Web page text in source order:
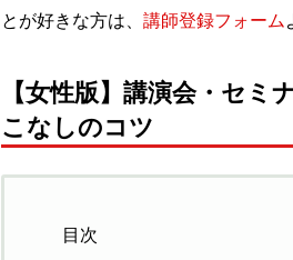
とが好きな方は、 講師登録フォーム
【女性版】講演会・セ
こなしのコツ
目次